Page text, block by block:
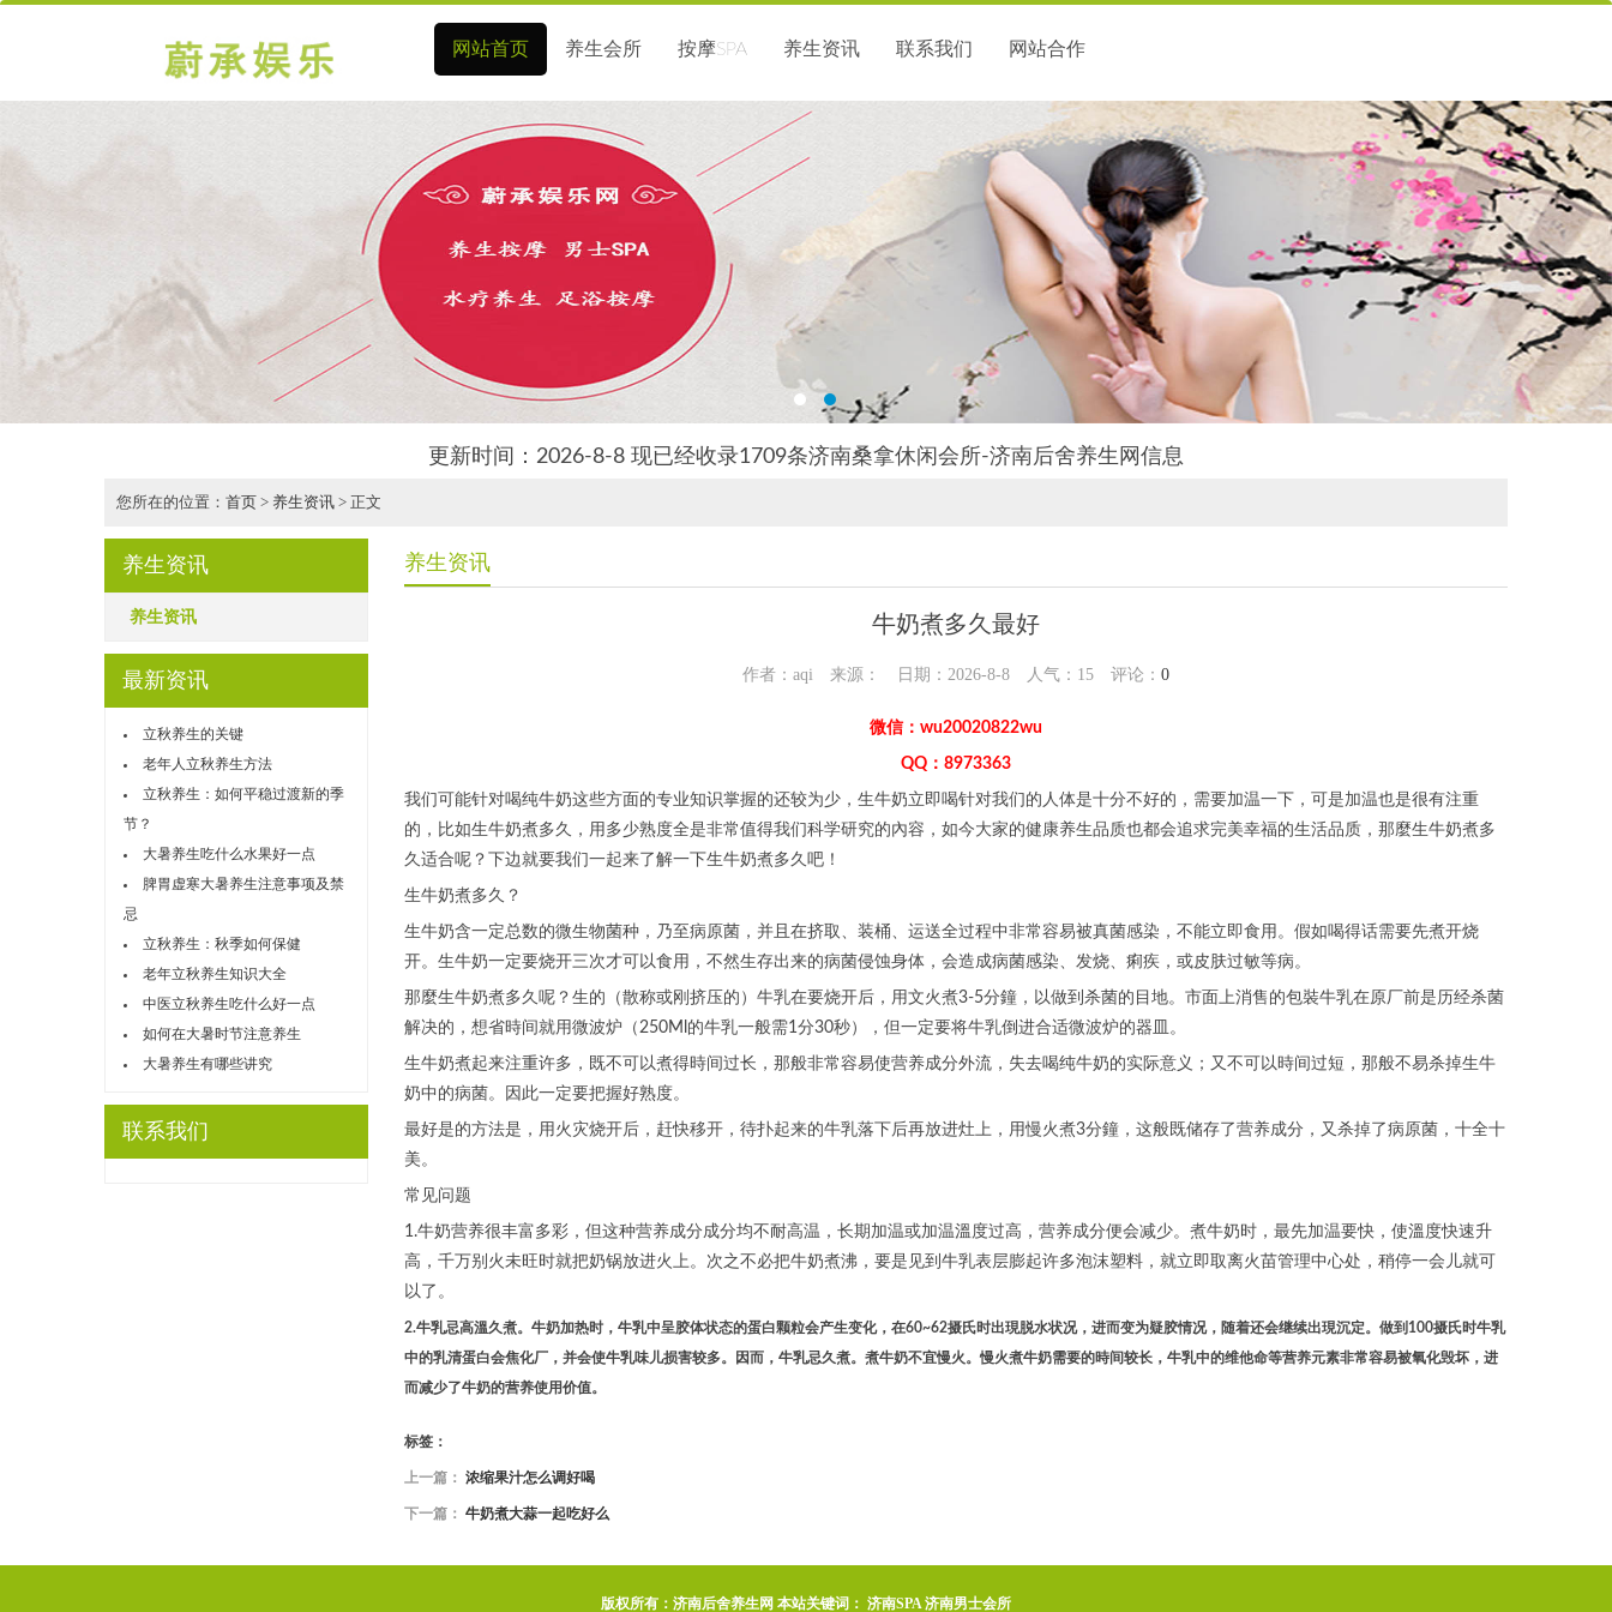
网站首页 养生会所 按摩SPA 养生资讯 联系我们 网站合作
更新时间：2026-8-8 现已经收录1709条济南桑拿休闲会所-济南后舍养生网信息
您所在的位置： 首页 > 养生资讯 > 正文
养生资讯
养生资讯
最新资讯
立秋养生的关键
老年人立秋养生方法
立秋养生：如何平稳过渡新的季
节？
大暑养生吃什么水果好一点
脾胃虚寒大暑养生注意事项及禁
忌
立秋养生：秋季如何保健
老年立秋养生知识大全
中医立秋养生吃什么好一点
如何在大暑时节注意养生
大暑养生有哪些讲究
联系我们
养生资讯
牛奶煮多久最好
作者：aqi 来源： 日期：2026-8-8 人气： 15 评论： 0
微信：wu20020822wu
QQ：8973363
我们可能针对喝纯牛奶这些方面的专业知识掌握的还较为少，生牛奶立即喝针对我们的人体是十分不好的，需要加温一下，可是加温也是很有注重
的，比如生牛奶煮多久，用多少熟度全是非常值得我们科学研究的內容，如今大家的健康养生品质也都会追求完美幸福的生活品质，那麼生牛奶煮多
久适合呢？下边就要我们一起来了解一下生牛奶煮多久吧！
生牛奶煮多久？
生牛奶含一定总数的微生物菌种，乃至病原菌，并且在挤取、装桶、运送全过程中非常容易被真菌感染，不能立即食用。假如喝得话需要先煮开烧
开。生牛奶一定要烧开三次才可以食用，不然生存出来的病菌侵蚀身体，会造成病菌感染、发烧、痢疾，或皮肤过敏等病。
那麼生牛奶煮多久呢？生的（散称或刚挤压的）牛乳在要烧开后，用文火煮3-5分鐘，以做到杀菌的目地。市面上消售的包裝牛乳在原厂前是历经杀菌
解决的，想省時间就用微波炉（250Ml的牛乳一般需1分30秒），但一定要将牛乳倒进合适微波炉的器皿。
生牛奶煮起来注重许多，既不可以煮得時间过长，那般非常容易使营养成分外流，失去喝纯牛奶的实际意义；又不可以時间过短，那般不易杀掉生牛
奶中的病菌。因此一定要把握好熟度。
最好是的方法是，用火灾烧开后，赶快移开，待扑起来的牛乳落下后再放进灶上，用慢火煮3分鐘，这般既储存了营养成分，又杀掉了病原菌，十全十
美。
常见问题
1.牛奶营养很丰富多彩，但这种营养成分成分均不耐高温，长期加温或加温溫度过高，营养成分便会减少。煮牛奶时，最先加温要快，使溫度快速升
高，千万别火未旺时就把奶锅放进火上。次之不必把牛奶煮沸，要是见到牛乳表层膨起许多泡沫塑料，就立即取离火苗管理中心处，稍停一会儿就可
以了。
2.牛乳忌高溫久煮。牛奶加热时，牛乳中呈胶体状态的蛋白颗粒会产生变化，在60~62摄氏时出現脱水状况，进而变为疑胶情况，随着还会继续出現沉定。做到100摄氏时牛乳
中的乳清蛋白会焦化厂，并会使牛乳味儿损害较多。因而，牛乳忌久煮。煮牛奶不宜慢火。慢火煮牛奶需要的時间较长，牛乳中的维他命等营养元素非常容易被氧化毁坏，进
而减少了牛奶的营养使用价值。
标签：
上一篇： 浓缩果汁怎么调好喝
下一篇： 牛奶煮大蒜一起吃好么
版权所有：济南后舍养生网 本站关键词： 济南SPA 济南男士会所